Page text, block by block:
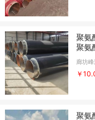
聚氨
聚氨
廊坊
￥
聚氨